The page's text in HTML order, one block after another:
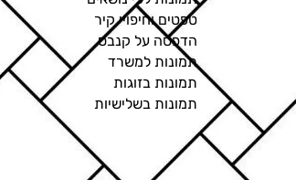
טפטים וחיפויי קיר
הדפסה על קנבס
תמונות למשרד
תמונות בזוגות
תמונות בשלישיות